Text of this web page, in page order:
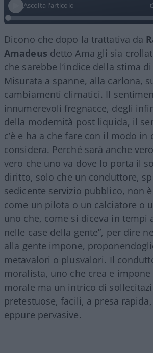
Ascolta l'articolo
Dicono che dopo la trattativa da
Amadeus detto Ama gli sia
che sarebbe l’indice della stima
Misurata a spanne, alla carlona,
cambiamenti climatici. Il
innumerevoli fregnacce, degli
della modernità post liquida, il
c’è e ha a che fare con il modo in
considera. Perché sarà anche
vero che uno va dove lo porta il
diritto, solo che un conduttore,
sedicente servizio pubblico, non
come un pilota o un calciatore o
uno che, come si diceva in tempi
nelle case della gente”, per dire
alla gente impone,
metavalori o plusvalori. Il
moralista, uno che crea e
morale ma un intrico di
pretestuose, facili, a presa
eppure pervasive.